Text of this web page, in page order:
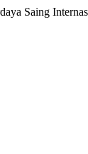
Saing